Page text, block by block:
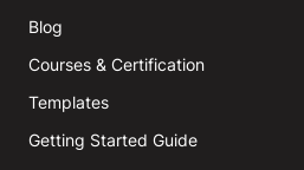
Blog
Courses & Certification
Templates
Getting Started Guide